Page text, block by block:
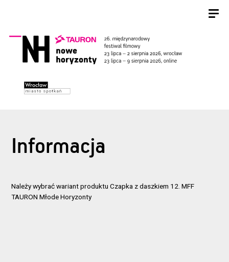
Informacja
Należy wybrać wariant produktu Czapka z daszkiem 12. MFF
TAURON Młode Horyzonty